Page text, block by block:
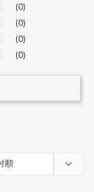
0
0
0
0